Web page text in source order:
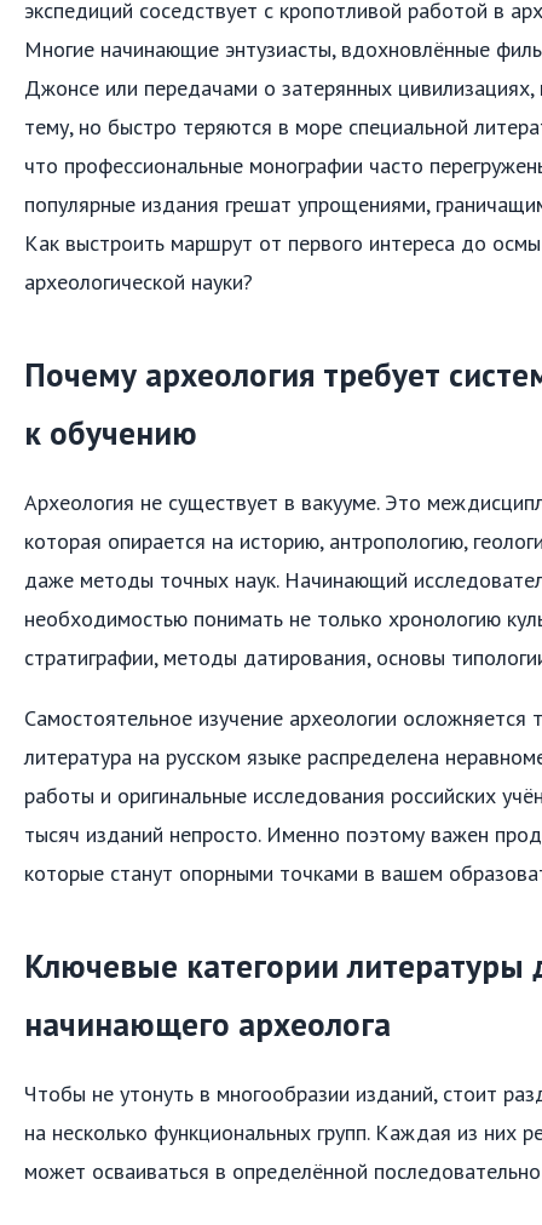
экспедиций соседствует с кропотливой работой в
Многие начинающие энтузиасты, вдохновлённые
Джонсе или передачами о затерянных цивилизациях,
тему, но быстро теряются в море специальной
что профессиональные монографии часто
популярные издания грешат упрощениями,
Как выстроить маршрут от первого интереса до
археологической науки?
Почему археология требует
к обучению
Археология не существует в вакууме. Это
которая опирается на историю, антропологию,
даже методы точных наук. Начинающий
необходимостью понимать не только хронологию
стратиграфии, методы датирования, основы
Самостоятельное изучение археологии осложняется
литература на русском языке распределена
работы и оригинальные исследования российских
тысяч изданий непросто. Именно поэтому важен
которые станут опорными точками в вашем
Ключевые категории литературы
начинающего археолога
Чтобы не утонуть в многообразии изданий, стоит
на несколько функциональных групп. Каждая из них
может осваиваться в определённой